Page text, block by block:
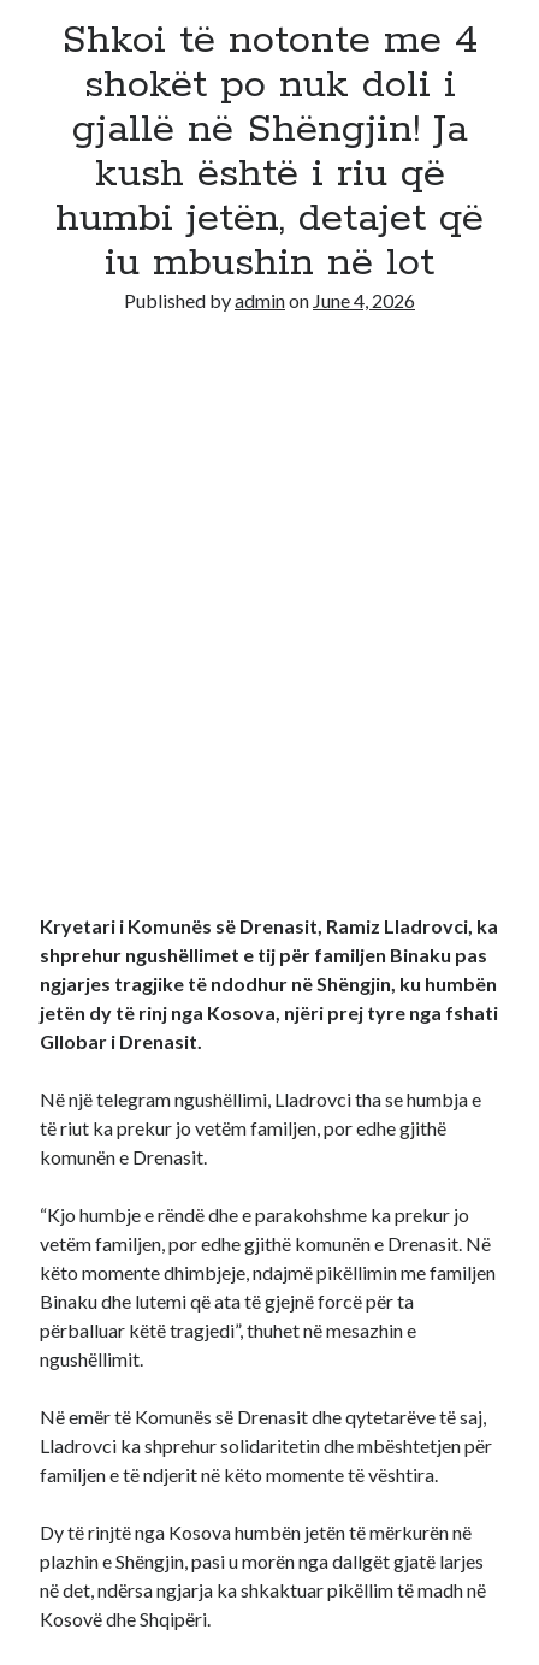
Shkoi të notonte me 4
shokët po nuk doli i
gjallë në Shëngjin! Ja
kush është i riu që
humbi jetën, detajet që
iu mbushin në lot
Published byadminon June 4, 2026
Kryetari i Komunës së Drenasit, Ramiz Lladrovci, ka
shprehur ngushëllimet e tij për familjen Binaku pas
ngjarjes tragjike të ndodhur në Shëngjin, ku humbën
jetën dy të rinj nga Kosova, njëri prej tyre nga fshati
Gllobar i Drenasit.
Në një telegram ngushëllimi, Lladrovci tha se humbja e
të riut ka prekur jo vetëm familjen, por edhe gjithë
komunën e Drenasit.
“Kjo humbje e rëndë dhe e parakohshme ka prekur jo
vetëm familjen, por edhe gjithë komunën e Drenasit. Në
këto momente dhimbjeje, ndajmë pikëllimin me familjen
Binaku dhe lutemi që ata të gjejnë forcë për ta
përballuar këtë tragjedi”, thuhet në mesazhin e
ngushëllimit.
Në emër të Komunës së Drenasit dhe qytetarëve të saj,
Lladrovci ka shprehur solidaritetin dhe mbështetjen për
familjen e të ndjerit në këto momente të vështira.
Dy të rinjtë nga Kosova humbën jetën të mërkurën në
plazhin e Shëngjin, pasi u morën nga dallgët gjatë larjes
në det, ndërsa ngjarja ka shkaktuar pikëllim të madh në
Kosovë dhe Shqipëri.